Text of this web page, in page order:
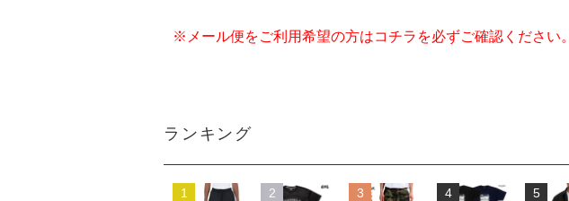
※メール便をご利用希望の方はコチラを必ずご確認ください。
ランキング
1 2 3 4 5